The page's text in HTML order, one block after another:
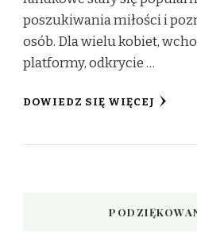
poszukiwania miłości i
osób. Dla wielu kobiet,
platformy, odkrycie …
DOWIEDZ SIĘ WIĘCEJ